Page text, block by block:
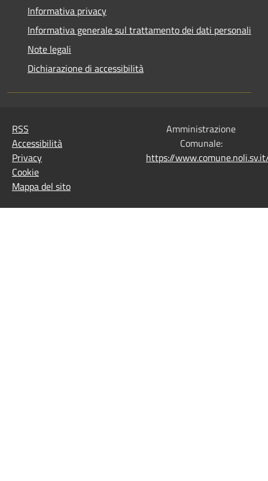
Informativa privacy
Informativa generale sul trattamento dei dati personali
Note legali
Dichiarazione di accessibilità
RSS
Accessibilità
Privacy
Cookie
Mappa del sito
Amministrazione
Comunale:
https://